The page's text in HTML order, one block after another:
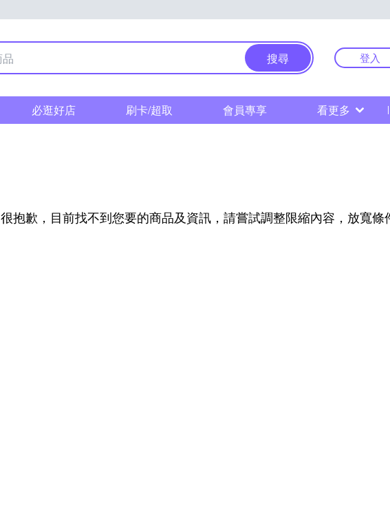
搜尋 登入
必逛好店 刷卡/超取 會員專享 看更多
很抱歉，目前找不到您要的商品及資訊，請嘗試調整限縮內容，放寬條